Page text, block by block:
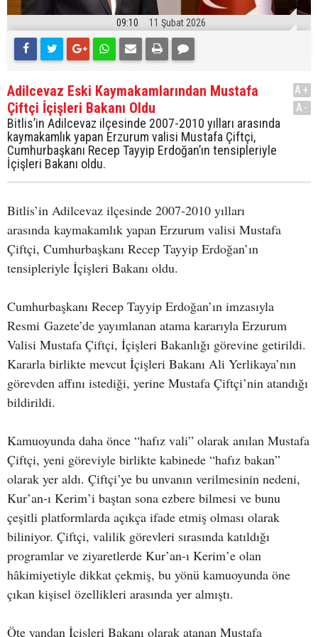
09:10 11 Şubat 2026
Adilcevaz Eski Kaymakamlarından Mustafa
Çiftçi İçişleri Bakanı Oldu
Bitlis’in Adilcevaz ilçesinde 2007-2010 yılları arasında
kaymakamlık yapan Erzurum valisi Mustafa Çiftçi,
Cumhurbaşkanı Recep Tayyip Erdoğan’ın tensipleriyle
İçişleri Bakanı oldu.
A+
A-
Bitlis’in Adilcevaz ilçesinde 2007-2010 yılları
arasında kaymakamlık yapan Erzurum valisi Mustafa
Çiftçi, Cumhurbaşkanı Recep Tayyip Erdoğan’ın
tensipleriyle İçişleri Bakanı oldu.
Cumhurbaşkanı Recep Tayyip Erdoğan’ın imzasıyla
Resmi Gazete’de yayımlanan atama kararıyla Erzurum
Valisi Mustafa Çiftçi, İçişleri Bakanlığı görevine getirildi.
Kararla birlikte mevcut İçişleri Bakanı Ali Yerlikaya’nın
görevden affını istediği, yerine Mustafa Çiftçi’nin atandığı
bildirildi.
Kamuoyunda daha önce “hafız vali” olarak anılan Mustafa
Çiftçi, yeni göreviyle birlikte kabinede “hafız bakan”
olarak yer aldı. Çiftçi’ye bu unvanın verilmesinin nedeni,
Kur’an-ı Kerim’i baştan sona ezbere bilmesi ve bunu
çeşitli platformlarda açıkça ifade etmiş olması olarak
biliniyor. Çiftçi, valilik görevleri sırasında katıldığı
programlar ve ziyaretlerde Kur’an-ı Kerim’e olan
hâkimiyetiyle dikkat çekmiş, bu yönü kamuoyunda öne
çıkan kişisel özellikleri arasında yer almıştı.
Öte yandan İçişleri Bakanı olarak atanan Mustafa